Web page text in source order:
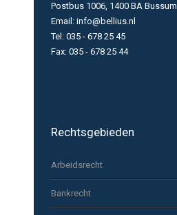
Postbus 1006, 1400 BA Bussum
Email: info@bellius.nl
Tel: 035 - 678 25 45
Fax: 035 - 678 25 44
Rechtsgebieden
Arbeidsrecht
Bankrecht